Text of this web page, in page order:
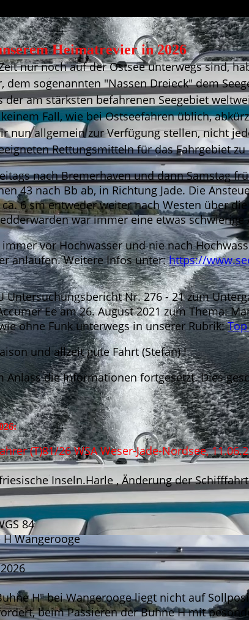
Heimatrevier in 2026
nur noch auf der Ostsee unterwegs sind,
sogenannten "Nassen Dreieck" dem
am stärksten befahrenen Seegebiet
Fall, wie bei Ostseefahren üblich,
nun allgemein zur Verfügung stellen, nicht
Rettungsmitteln für das Fahrgebiet
nach Bremerhaven und dann Samstag
43 nach Bb ab, in Richtung Jade. Die
6 sm entweder weiter nach Westen über
war immer eine etwas
vor Hochwasser und nie nach
anlaufen. Weitere Infos unter:https://
Untersuchungsbericht Nr. 276 - 21 zum
Ee am 26. August 2021 zum Thema:
ohne Funk unterwegs in unserer Rubrik:
und allzeit gute Fahrt (Stefan) !
Anlass die Informationen fortgesetzt. Dies
(T)81/26 WSA Weser-Jade-Nordsee,
Inseln.Harle , Änderung der
84
Wangerooge
H" bei Wangerooge liegt nicht auf
beim Passieren der Buhne H mit